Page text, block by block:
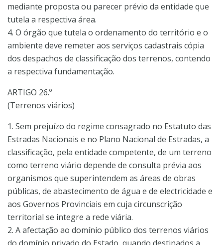
mediante proposta ou parecer prévio da entidade que
tutela a respectiva área.
4. O órgão que tutela o ordenamento do território e o
ambiente deve remeter aos serviços cadastrais cópia
dos despachos de classificação dos terrenos, contendo
a respectiva fundamentação.
ARTIGO 26.º
(Terrenos viários)
1. Sem prejuízo do regime consagrado no Estatuto das
Estradas Nacionais e no Plano Nacional de Estradas, a
classificação, pela entidade competente, de um terreno
como terreno viário depende de consulta prévia aos
organismos que superintendem as áreas de obras
públicas, de abastecimento de água e de electricidade e
aos Governos Provinciais em cuja circunscrição
territorial se integre a rede viária.
2. A afectação ao domínio público dos terrenos viários